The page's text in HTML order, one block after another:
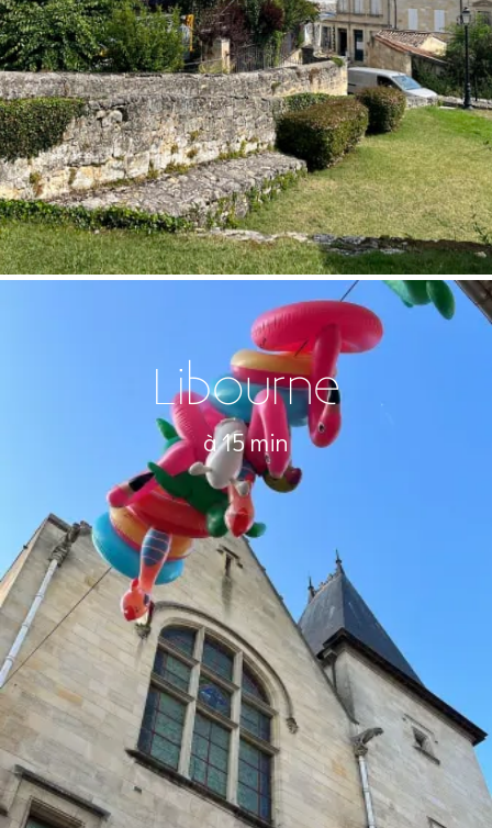
Libourne
à 15 min